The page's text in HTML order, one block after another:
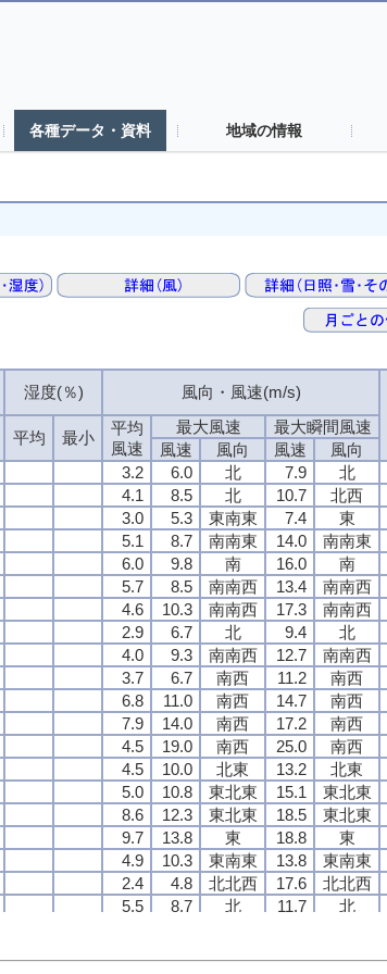
各種データ・資料 地域の情報
湿度(％) 風向・風速(m/s)
平均 最小
平均
風速
最大風速 最大瞬間風速
風速 風向 風速 風向
3.2 6.0 北 7.9 北
4.1 8.5 北 10.7 北西
3.0 5.3 東南東 7.4 東
5.1 8.7 南南東 14.0 南南東
6.0 9.8 南 16.0 南
5.7 8.5 南南西 13.4 南南西
4.6 10.3 南南西 17.3 南南西
2.9 6.7 北 9.4 北
4.0 9.3 南南西 12.7 南南西
3.7 6.7 南西 11.2 南西
6.8 11.0 南西 14.7 南西
7.9 14.0 南西 17.2 南西
4.5 19.0 南西 25.0 南西
4.5 10.0 北東 13.2 北東
5.0 10.8 東北東 15.1 東北東
8.6 12.3 東北東 18.5 東北東
9.7 13.8 東 18.8 東
4.9 10.3 東南東 13.8 東南東
2.4 4.8 北北西 17.6 北北西
5.5 8.7 北 11.7 北
湿度(％) 風向・風速(m/s)
平均 最小
平均
風速
最大風速 最大瞬間風速
風速 風向 風速 風向
3.2 6.0 北 7.9 北
4.1 8.5 北 10.7 北西
3.0 5.3 東南東 7.4 東
5.1 8.7 南南東 14.0 南南東
6.0 9.8 南 16.0 南
5.7 8.5 南南西 13.4 南南西
4.6 10.3 南南西 17.3 南南西
2.9 6.7 北 9.4 北
4.0 9.3 南南西 12.7 南南西
3.7 6.7 南西 11.2 南西
6.8 11.0 南西 14.7 南西
7.9 14.0 南西 17.2 南西
4.5 19.0 南西 25.0 南西
4.5 10.0 北東 13.2 北東
5.0 10.8 東北東 15.1 東北東
8.6 12.3 東北東 18.5 東北東
9.7 13.8 東 18.8 東
4.9 10.3 東南東 13.8 東南東
2.4 4.8 北北西 17.6 北北西
5.5 8.7 北 11.7 北
湿度(％) 風向・風速(m/s)
平均 最小
平均
風速
最大風速 最大瞬間風速
風速 風向 風速 風向
3.2 6.0 北 7.9 北
4.1 8.5 北 10.7 北西
3.0 5.3 東南東 7.4 東
5.1 8.7 南南東 14.0 南南東
6.0 9.8 南 16.0 南
5.7 8.5 南南西 13.4 南南西
4.6 10.3 南南西 17.3 南南西
2.9 6.7 北 9.4 北
4.0 9.3 南南西 12.7 南南西
3.7 6.7 南西 11.2 南西
6.8 11.0 南西 14.7 南西
7.9 14.0 南西 17.2 南西
4.5 19.0 南西 25.0 南西
4.5 10.0 北東 13.2 北東
5.0 10.8 東北東 15.1 東北東
8.6 12.3 東北東 18.5 東北東
9.7 13.8 東 18.8 東
4.9 10.3 東南東 13.8 東南東
2.4 4.8 北北西 17.6 北北西
5.5 8.7 北 11.7 北
湿度(％) 風向・風速(m/s)
平均 最小
平均
風速
最大風速 最大瞬間風速
風速 風向 風速 風向
3.2 6.0 北 7.9 北
4.1 8.5 北 10.7 北西
3.0 5.3 東南東 7.4 東
5.1 8.7 南南東 14.0 南南東
6.0 9.8 南 16.0 南
5.7 8.5 南南西 13.4 南南西
4.6 10.3 南南西 17.3 南南西
2.9 6.7 北 9.4 北
4.0 9.3 南南西 12.7 南南西
3.7 6.7 南西 11.2 南西
6.8 11.0 南西 14.7 南西
7.9 14.0 南西 17.2 南西
4.5 19.0 南西 25.0 南西
4.5 10.0 北東 13.2 北東
5.0 10.8 東北東 15.1 東北東
8.6 12.3 東北東 18.5 東北東
9.7 13.8 東 18.8 東
4.9 10.3 東南東 13.8 東南東
2.4 4.8 北北西 17.6 北北西
5.5 8.7 北 11.7 北